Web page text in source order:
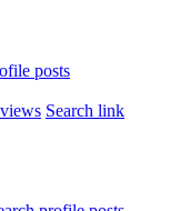
posts
Search link